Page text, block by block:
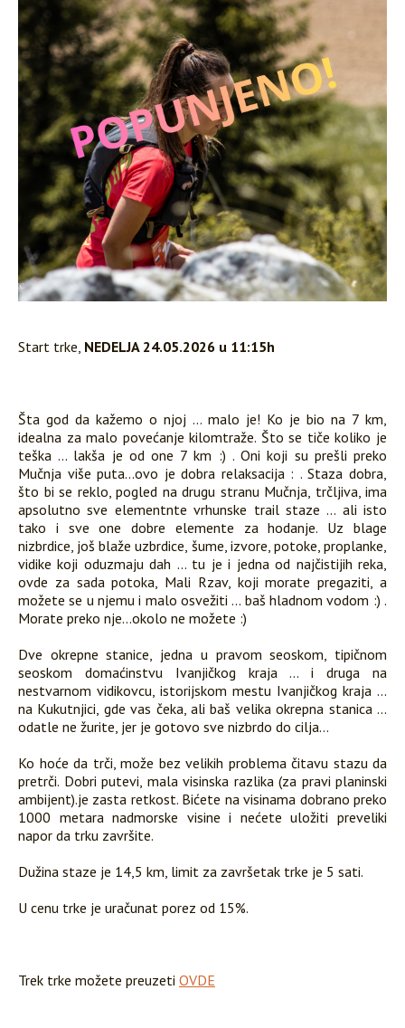
Start trke, NEDELJA 24.05.2026 u 11:15h
Šta god da kažemo o njoj ... malo je! Ko je bio na 7 km,
idealna za malo povećanje kilomtraže. Što se tiče koliko je
teška ... lakša je od one 7 km :) . Oni koji su prešli preko
Mučnja više puta...ovo je dobra relaksacija : . Staza dobra,
što bi se reklo, pogled na drugu stranu Mučnja, trčljiva, ima
apsolutno sve elementnte vrhunske trail staze ... ali isto
tako i sve one dobre elemente za hodanje. Uz blage
nizbrdice, još blaže uzbrdice, šume, izvore, potoke, proplanke,
vidike koji oduzmaju dah ... tu je i jedna od najčistijih reka,
ovde za sada potoka, Mali Rzav, koji morate pregaziti, a
možete se u njemu i malo osvežiti ... baš hladnom vodom :) .
Morate preko nje...okolo ne možete :)
Dve okrepne stanice, jedna u pravom seoskom, tipičnom
seoskom domaćinstvu Ivanjičkog kraja ... i druga na
nestvarnom vidikovcu, istorijskom mestu Ivanjičkog kraja ...
na Kukutnjici, gde vas čeka, ali baš velika okrepna stanica ...
odatle ne žurite, jer je gotovo sve nizbrdo do cilja...
Ko hoće da trči, može bez velikih problema čitavu stazu da
pretrči. Dobri putevi, mala visinska razlika (za pravi planinski
ambijent).je zasta retkost. Bićete na visinama dobrano preko
1000 metara nadmorske visine i nećete uložiti preveliki
napor da trku završite.
Dužina staze je 14,5 km, limit za završetak trke je 5 sati.
U cenu trke je uračunat porez od 15%.
Trek trke možete preuzeti OVDE